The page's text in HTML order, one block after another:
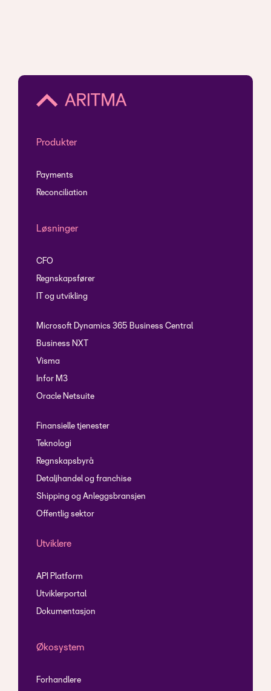
Produkter
Payments
Reconciliation
Løsninger
CFO
Regnskapsfører
IT og utvikling
Microsoft Dynamics 365 Business Central
Business NXT
Visma
Infor M3
Oracle Netsuite
Finansielle tjenester
Teknologi
Regnskapsbyrå
Detaljhandel og franchise
Shipping og Anleggsbransjen
Offentlig sektor
Utviklere
API Platform
Utviklerportal
Dokumentasjon
Økosystem
Forhandlere